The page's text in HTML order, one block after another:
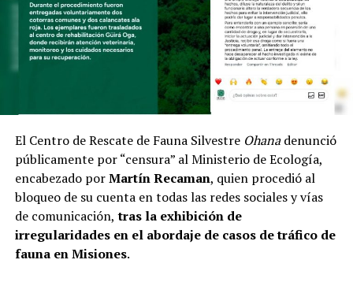
El Centro de Rescate de Fauna SilvestreOhanadenunció
públicamente por “censura” al Ministerio de Ecología,
encabezado porMartín Recaman, quien procedió al
bloqueo de su cuenta en todas las redes sociales y vías
de comunicación, tras la exhibición de
irregularidades en el abordaje de casos de tráfico de
fauna en Misiones.